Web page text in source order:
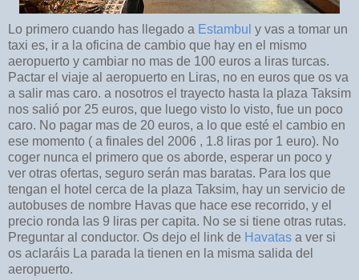
Lo primero cuando has llegado a Estambul y vas a tomar un
taxi es, ir a la oficina de cambio que hay en el mismo
aeropuerto y cambiar no mas de 100 euros a liras turcas.
Pactar el viaje al aeropuerto en Liras, no en euros que os va
a salir mas caro. a nosotros el trayecto hasta la plaza Taksim
nos salió por 25 euros, que luego visto lo visto, fue un poco
caro. No pagar mas de 20 euros, a lo que esté el cambio en
ese momento ( a finales del 2006 , 1.8 liras por 1 euro). No
coger nunca el primero que os aborde, esperar un poco y
ver otras ofertas, seguro serán mas baratas. Para los que
tengan el hotel cerca de la plaza Taksim, hay un servicio de
autobuses de nombre Havas que hace ese recorrido, y el
precio ronda las 9 liras per capita. No se si tiene otras rutas.
Preguntar al conductor. Os dejo el link de Havatas a ver si
os aclaráis La parada la tienen en la misma salida del
aeropuerto.